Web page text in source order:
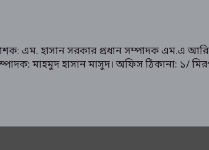
এম. হাসান সরকার প্রধান সম্পাদক এম.এ
সম্পাদক: মাহমুদ হাসান মাসুদ। অফিস ঠিকানা: